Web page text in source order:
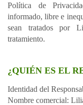
Política de
informado, libre e
sean tratados por
tratamiento.
¿QUIÉN ES EL
Identidad del
Nombre comercial: